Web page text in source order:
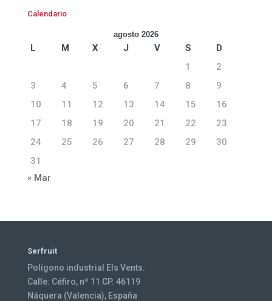
Calendario
agosto 2026
L M X J V S
D
1
2
3
4 5 6 7 8
9
10
11 12 13 14 15
16
17
18 19 20 21 22
23
24
25 26 27 28 29
30
31
« Mar
Serfruit
Polígono industrial Els Vents.
Calle: Céfiro, nº 11 CP. 46119
Náquera (Valencia), España